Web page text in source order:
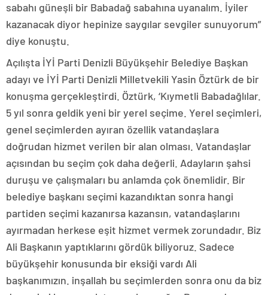
sabahı güneşli bir Babadağ sabahına uyanalım. İyiler
kazanacak diyor hepinize saygılar sevgiler sunuyorum”
diye konuştu.
Açılışta İYİ Parti Denizli Büyükşehir Belediye Başkan
adayı ve İYİ Parti Denizli Milletvekili Yasin Öztürk de bir
konuşma gerçekleştirdi. Öztürk, ‘Kıymetli Babadağlılar.
5 yıl sonra geldik yeni bir yerel seçime. Yerel seçimleri,
genel seçimlerden ayıran özellik vatandaşlara
doğrudan hizmet verilen bir alan olması. Vatandaşlar
açısından bu seçim çok daha değerli. Adayların şahsi
duruşu ve çalışmaları bu anlamda çok önemlidir. Bir
belediye başkanı seçimi kazandıktan sonra hangi
partiden seçimi kazanırsa kazansın, vatandaşlarını
ayırmadan herkese eşit hizmet vermek zorundadır. Biz
Ali Başkanın yaptıklarını gördük biliyoruz. Sadece
büyükşehir konusunda bir eksiği vardı Ali
başkanımızın. inşallah bu seçimlerden sonra onu da biz